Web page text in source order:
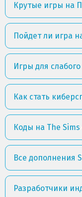
Крутые игры на
Пойдет ли игра
Игры для
Как стать
Коды на The Sims
Все дополнения
Разработчики